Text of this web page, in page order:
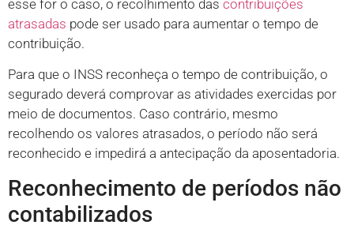
esse for o caso, o recolhimento das contribuições
atrasadas pode ser usado para aumentar o tempo de
contribuição.
Para que o INSS reconheça o tempo de contribuição, o
segurado deverá comprovar as atividades exercidas por
meio de documentos. Caso contrário, mesmo
recolhendo os valores atrasados, o período não será
reconhecido e impedirá a antecipação da aposentadoria.
Reconhecimento de períodos não
contabilizados